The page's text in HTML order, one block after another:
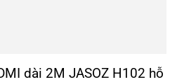
dài 2M JASOZ H102 hỗ